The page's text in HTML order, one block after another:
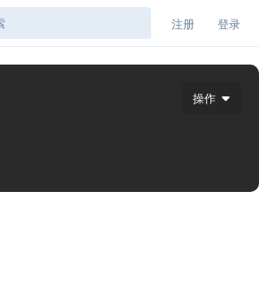
注册 登录
操作